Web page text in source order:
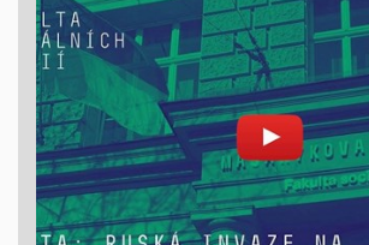
Povolit cookies a
Otevřít na